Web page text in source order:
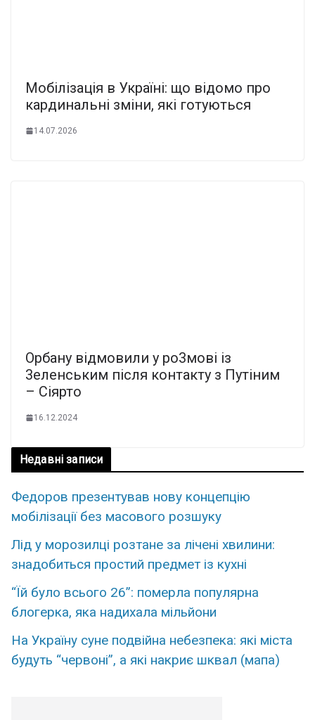
Мобілізація в Україні: що відомо про
кардинальні зміни, які готуються
14.07.2026
Орбану відмовили у ро3мові із
3еленським після контакту з Путіним
– Сіярто
16.12.2024
Недавні записи
Федоров презентував нову концепцію
мобілізації без масового розшуку
Лід у морозилці розтане за лічені хвилини:
знадобиться простий предмет із кухні
“Їй було всього 26”: померла популярна
блогерка, яка надихала мільйони
На Україну суне подвійна небезпека: які міста
будуть “червоні”, а які накриє шквал (мапа)